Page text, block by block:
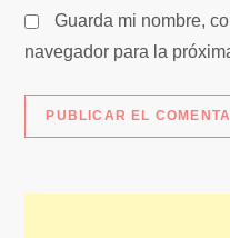
Guarda mi nombre,
navegador para la